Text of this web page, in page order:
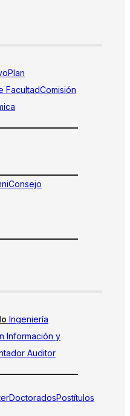
Plan
FacultadComisión
Consejo
Ingeniería
Información y
Auditor
DoctoradosPostítulos